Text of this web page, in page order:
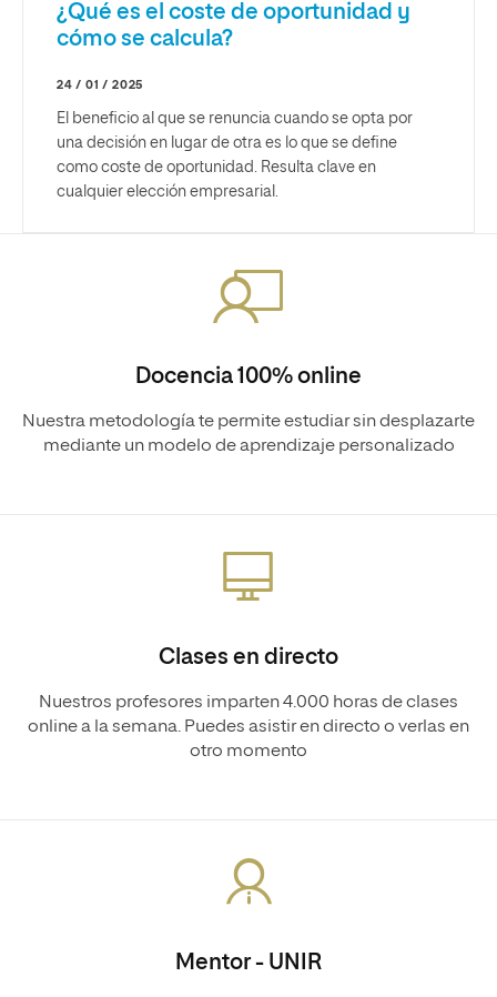
¿Qué es el coste de oportunidad y
cómo se calcula?
24 / 01 / 2025
El beneficio al que se renuncia cuando se opta por
una decisión en lugar de otra es lo que se define
como coste de oportunidad. Resulta clave en
cualquier elección empresarial.
Docencia 100% online
Nuestra metodología te permite estudiar sin desplazarte
mediante un modelo de aprendizaje personalizado
Clases en directo
Nuestros profesores imparten 4.000 horas de clases
online a la semana. Puedes asistir en directo o verlas en
otro momento
Mentor - UNIR